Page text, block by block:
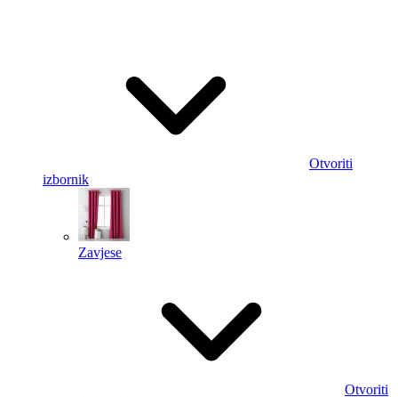
Otvoriti
izbornik
Zavjese
Otvoriti